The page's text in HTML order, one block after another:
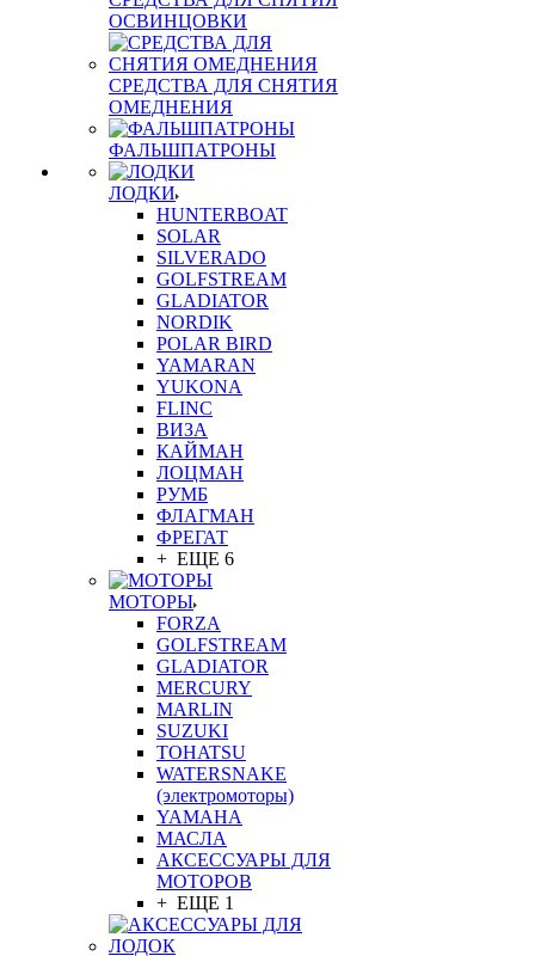
ОСВИНЦОВКИ
СРЕДСТВА ДЛЯ СНЯТИЯ
ОМЕДНЕНИЯ
ФАЛЬШПАТРОНЫ
ЛОДКИ
HUNTERBOAT
SOLAR
SILVERADO
GOLFSTREAM
GLADIATOR
NORDIK
POLAR BIRD
YAMARAN
YUKONA
FLINC
ВИЗА
КАЙМАН
ЛОЦМАН
РУМБ
ФЛАГМАН
ФРЕГАТ
+ ЕЩЕ 6
МОТОРЫ
FORZA
GOLFSTREAM
GLADIATOR
MERCURY
MARLIN
SUZUKI
TOHATSU
WATERSNAKE
(электромоторы)
YAMAHA
МАСЛА
АКСЕССУАРЫ ДЛЯ
МОТОРОВ
+ ЕЩЕ 1